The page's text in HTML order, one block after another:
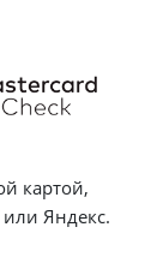
картой,
или Яндекс.